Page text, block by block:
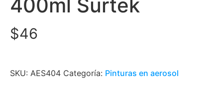
400ml Surtek
$46
SKU: AES404 Categoría: Pinturas en aerosol